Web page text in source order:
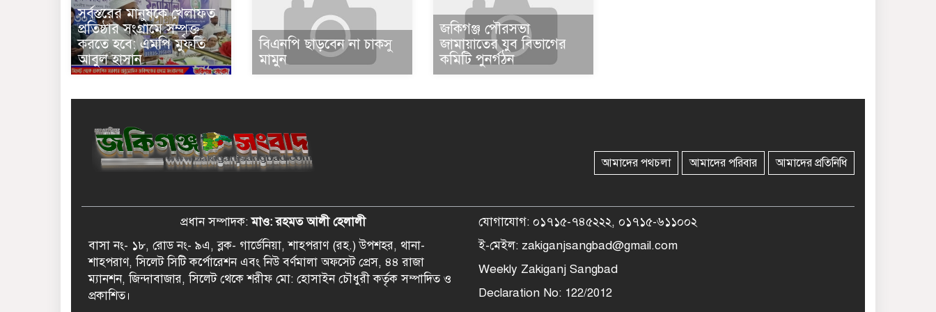
সর্বস্তরের মানুষকে খেলাফত
প্রতিষ্ঠার সংগ্রামে সম্পৃক্ত
করতে হবে: এমপি মুফতি
আবুল হাসান
বিএনপি ছাড়বেন না চাকসু
মামুন
জকিগঞ্জ পৌরসভা
জামায়াতের যুব বিভাগের
কমিটি পুনর্গঠন
আমাদের পথচলা আমাদের পরিবার আমাদের প্রতিনিধি
প্রধান সম্পাদক:মাও: রহমত আলী হেলালী
বাসা নং- ১৮, রোড নং- ৯এ, ব্লক- গার্ডেনিয়া, শাহপরাণ (রহ.) উপশহর, থানা-
শাহপরাণ, সিলেট সিটি কর্পোরেশন এবং নিউ বর্ণমালা অফসেট প্রেস, ৪৪ রাজা
ম্যানশন, জিন্দাবাজার, সিলেট থেকে শরীফ মো: হোসাইন চৌধুরী কর্তৃক সম্পাদিত ও
প্রকাশিত।
যোগাযোগ: ০১৭১৫-৭৪৫২২২, ০১৭১৫-৬১১০০২
ই-মেইল: zakiganjsangbad@gmail.com
Weekly Zakiganj Sangbad
Declaration No: 122/2012